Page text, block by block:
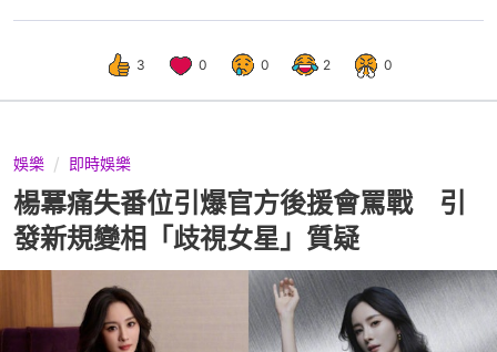
3 0 0 2 0
娛樂 即時娛樂
楊冪痛失番位引爆官方後援會罵戰 引
發新規變相「歧視女星」質疑